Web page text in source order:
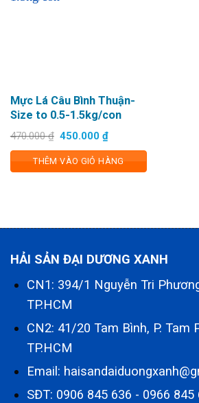
Mực Lá Câu Bình Thuận-
Size to 0.5-1.5kg/con
470.000₫ Giá
là:
470.000 ₫.
450.000₫Giá
tại
là:
450.000 ₫.
THÊM VÀO GIỎ HÀNG
HẢI SẢN ĐẠI DƯƠNG XANH
CN1: 394/1 Nguyễn Tri
TP.HCM
CN2: 41/20 Tam Bình, P. Tam
TP.HCM
Email:
SĐT: 0906 845 636 - 0966 845